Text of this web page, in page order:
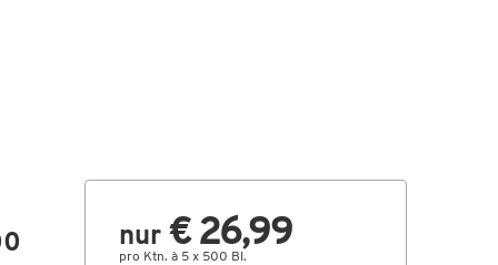
nur € 26,99
pro Ktn. à 5 x 500 Bl.